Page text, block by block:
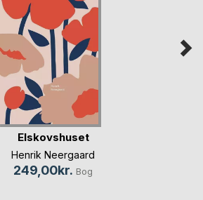
Elskovshuset
Henrik Neergaard
249,00kr. Bog